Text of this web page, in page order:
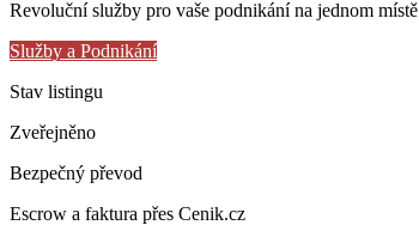
Revoluční služby pro vaše podnikání na jednom místě
Služby a Podnikání
Stav listingu
Zveřejněno
Bezpečný převod
Escrow a faktura přes Cenik.cz